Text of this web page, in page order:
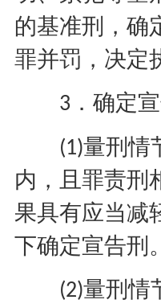
的基准刑，确
罪并罚，决定
3 ．确定
(1)量刑情
内，且罪责刑
果具有应当减
下确定宣告刑
(2)量刑情